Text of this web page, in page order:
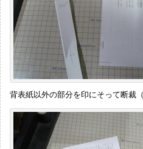
背表紙以外の部分を印にそって断裁